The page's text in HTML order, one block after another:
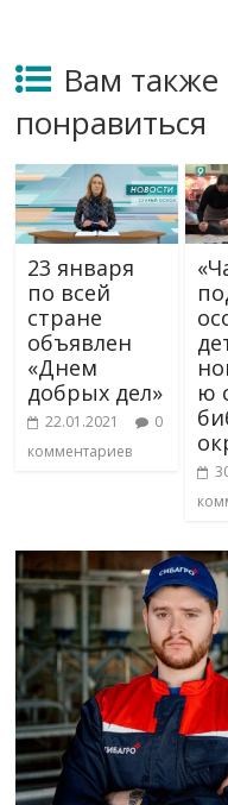
Вам
понравиться
23 января
по всей
стране
объявлен
«Днем
добрых дел»
22.01.2021
0
комментариев
ю